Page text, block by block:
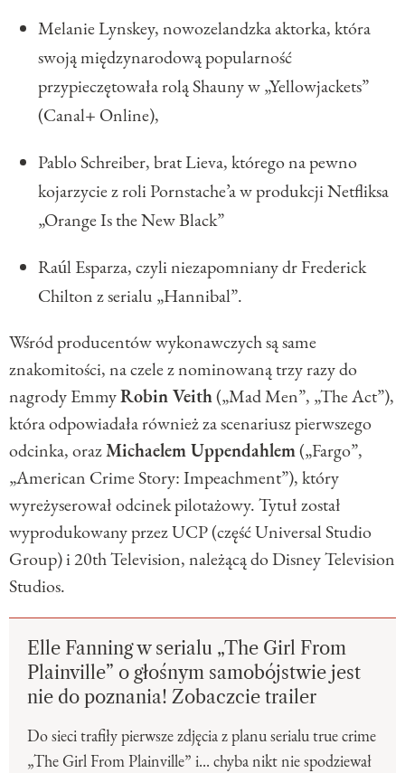
Melanie Lynskey, nowozelandzka aktorka, która
swoją międzynarodową popularność
przypieczętowała rolą Shauny w „Yellowjackets”
(Canal+ Online),
Pablo Schreiber, brat Lieva, którego na pewno
kojarzycie z roli Pornstache’a w produkcji Netfliksa
„Orange Is the New Black”
Raúl Esparza, czyli niezapomniany dr Frederick
Chilton z serialu „Hannibal”.
Wśród producentów wykonawczych są same
znakomitości, na czele z nominowaną trzy razy do
nagrody EmmyRobin Veith(„Mad Men”, „The Act”),
która odpowiadała również za scenariusz pierwszego
odcinka, orazMichaelem Uppendahlem(„Fargo”,
„American Crime Story: Impeachment”), który
wyreżyserował odcinek pilotażowy. Tytuł został
wyprodukowany przez UCP (część Universal Studio
Group) i 20th Television, należącą do Disney Television
Studios.
Elle Fanning w serialu „The Girl From
Plainville” o głośnym samobójstwie jest
nie do poznania! Zobaczcie trailer
Do sieci trafiły pierwsze zdjęcia z planu serialu true crime
„The Girl From Plainville” i... chyba nikt nie spodziewał